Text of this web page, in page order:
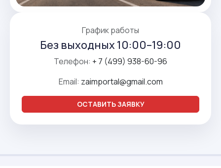
График работы
Без выходных 10:00–19:00
Телефон: + 7 (499) 938-60-96
Email: zaimportal@gmail.com
ОСТАВИТЬ ЗАЯВКУ